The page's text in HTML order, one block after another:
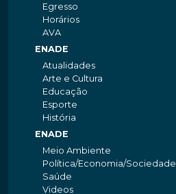
Egresso
Horários
AVA
ENADE
Atualidades
Arte e Cultura
Educação
Esporte
História
ENADE
Meio Ambiente
Política/Economia/Sociedade
Saúde
Videos